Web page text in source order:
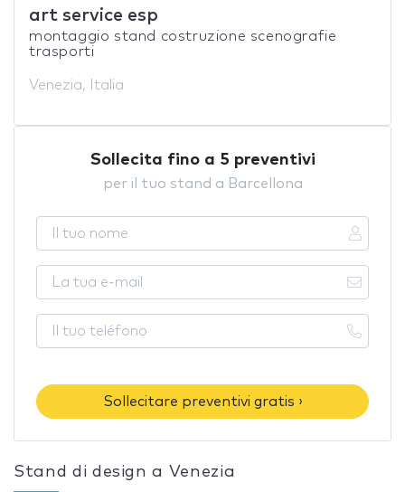
art service esp
montaggio stand costruzione scenografie
trasporti
Venezia, Italia
Sollecita fino a 5 preventivi
per il tuo stand a Barcellona
Sollecitare preventivi gratis ›
Stand di design a Venezia